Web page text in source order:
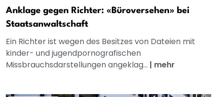
Anklage gegen Richter: «Büroversehen» bei
Staatsanwaltschaft
Ein Richter ist wegen des Besitzes von Dateien mit
kinder- und jugendpornografischen
Missbrauchsdarstellungen angeklag... | mehr